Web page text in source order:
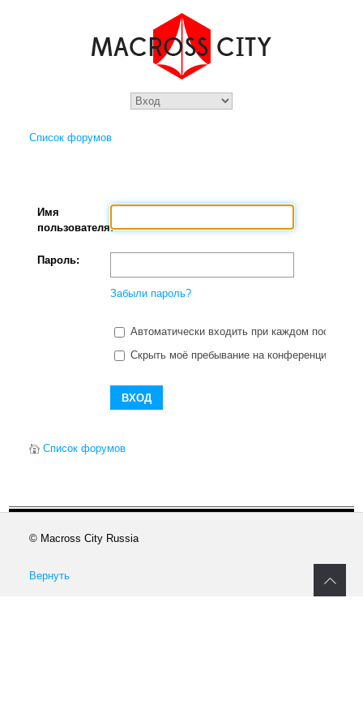
Список форумов
Имя
пользователя:
Пароль:
Забыли пароль?
Автоматически входить при каждом
Скрыть моё пребывание на конференции в
Список форумов
© Macross City Russia
Вернуть